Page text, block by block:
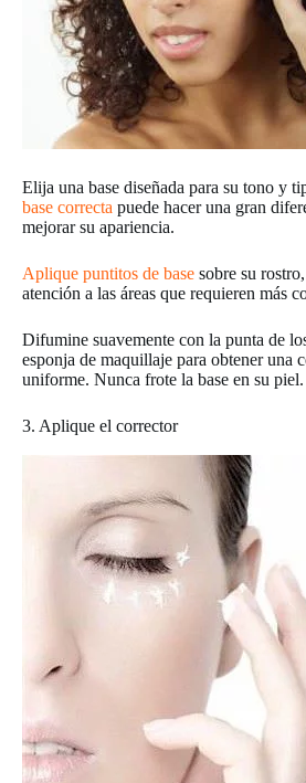
Elija una base diseñada para su tono y
base correcta puede hacer una gran
mejorar su apariencia.
Aplique puntitos de base sobre su
atención a las áreas que requieren más
Difumine suavemente con la punta de
esponja de maquillaje para obtener una
uniforme. Nunca frote la base en su piel.
3. Aplique el corrector